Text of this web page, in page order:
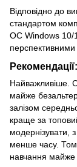
Відповідно до
стандартом
ОС Windows 10/
перспективними
Найважливіше.
майже
залізом
краще за
модернізувати,
менше часу.
навчання